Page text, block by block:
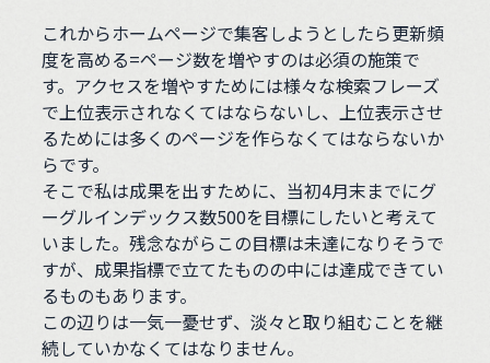
これからホームページで集客しようとしたら更新頻
度を高める=ページ数を増やすのは必須の施策で
す。アクセスを増やすためには様々な検索フレーズ
で上位表示されなくてはならないし、上位表示させ
るためには多くのページを作らなくてはならないか
らです。
そこで私は成果を出すために、当初4月末までにグ
ーグルインデックス数500を目標にしたいと考えて
いました。残念ながらこの目標は未達になりそうで
すが、成果指標で立てたものの中には達成できてい
るものもあります。
この辺りは一気一憂せず、淡々と取り組むことを継
続していかなくてはなりません。